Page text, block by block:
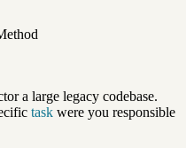
a large legacy codebase.
task were you responsible